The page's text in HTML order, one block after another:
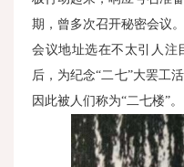
期，曾多次召开秘密会议
会议地址选在不太引人注
后，为纪念“二七”大罢工
因此被人们称为“二七楼”。